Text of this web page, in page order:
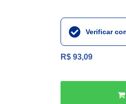
Verificar
R$ 93,09